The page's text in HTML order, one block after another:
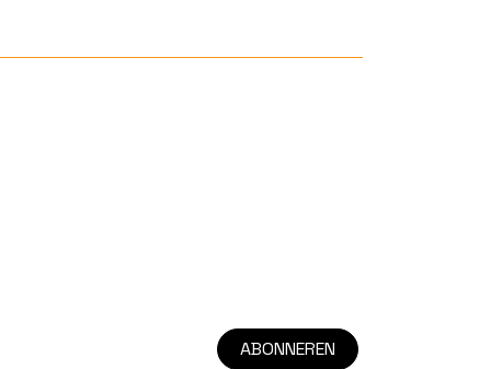
ABONNEREN